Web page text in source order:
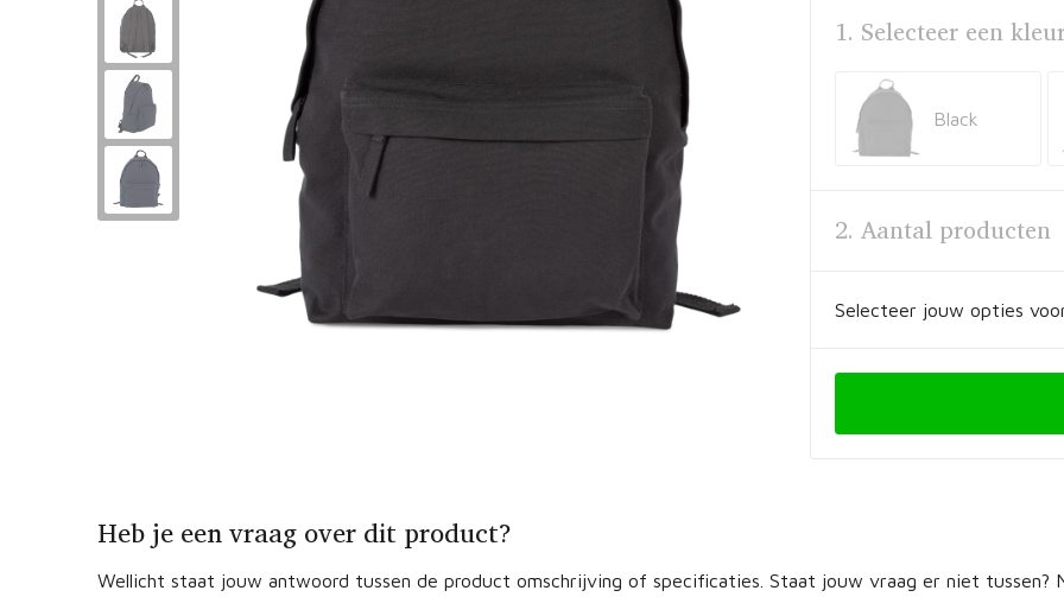
1. Selecteer een
Black
2. Aantal producten
Selecteer jouw opties
Heb je een vraag over dit product?
Wellicht staat jouw antwoord tussen de product omschrijving of specificaties. Staat jouw vraag er niet tussen?